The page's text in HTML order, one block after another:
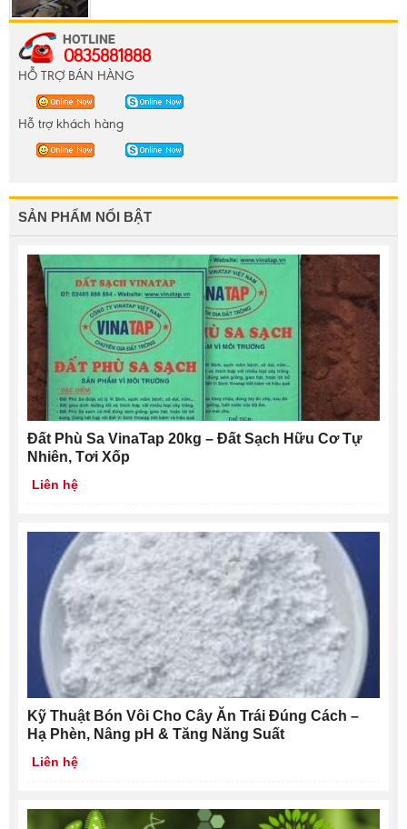
0835881888
HỖ TRỢ BÁN HÀNG
Hỗ trợ khách hàng
SẢN PHẨM NỔI BẬT
Đất Phù Sa VinaTap 20kg – Đất Sạch Hữu Cơ Tự
Nhiên, Tơi Xốp
Liên hệ
Kỹ Thuật Bón Vôi Cho Cây Ăn Trái Đúng Cách –
Hạ Phèn, Nâng pH & Tăng Năng Suất
Liên hệ